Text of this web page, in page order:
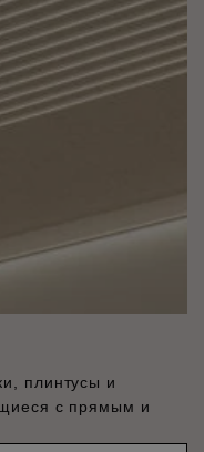
плинтусы и
с прямым и